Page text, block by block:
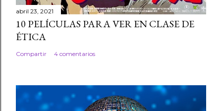
abril 23, 2021
10 PELÍCULAS PARA VER EN CLASE DE
ÉTICA
Compartir 4 comentarios